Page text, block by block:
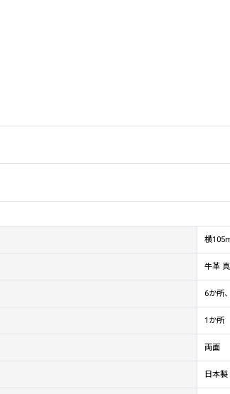
横
牛革
6か所
1か所
両面
日本